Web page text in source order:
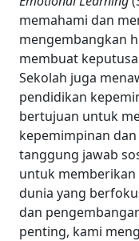
memahami dan
mengembangkan
membuat
Sekolah juga
pendidikan
bertujuan untuk
kepemimpinan
tanggung jawab
untuk memberikan
dunia yang
dan
penting, kami